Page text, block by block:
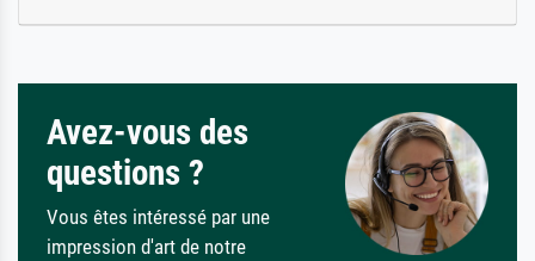
Avez-vous des
questions ?
Vous êtes intéressé par une
impression d'art de notre